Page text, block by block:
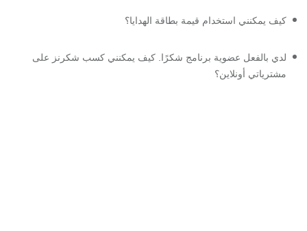
كيف يمكنني استخدام قيمة بطاقة الهدايا؟
لدي بالفعل عضوية برنامج شكرًا. كيف يمكنني كسب شكرنز على
مشترياتي أونلاين؟